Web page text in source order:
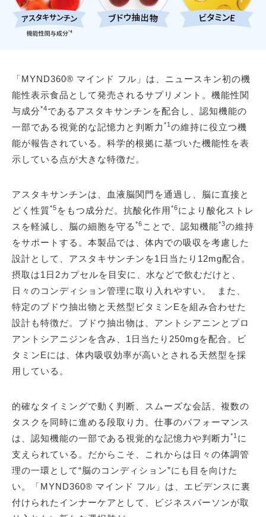
「MYND360® マインド フル」は、ニュースキン初の機
能性表示食品として発売されるサプリメント。機能性関
与成分*4であるアスタキサンチンを配合し、認知機能の
一部である視覚的な記憶力と判断力 *1 の維持に役立つ機
能が報告されている。科学的根拠に基づいた機能性を表
示している点が大きな特徴だ。
アスタキサンチンは、血液脳関門を通過し、脳に直接と
どく性質*5 をもつ成分だ。抗酸化作用*6により酸化ストレ
スを軽減し、脳の細胞を守る *6 ことで、認知機能*3の維持
をサポートする。本製品では、体内での吸収を考慮した
設計として、アスタキサンチンを1日当たり12mg配合。
摂取は1日2カプセルを目安に、水などで飲むだけと、
日々のコンディション管理に取り入れやすい。 また、
特定のブドウ抽出物と天然型ビタミンEを組み合わせた
設計も特徴だ。ブドウ抽出物は、アントシアニンとプロ
アントシアニジンを含み、1日当たり250mgを配合。ビ
タミンEには、体内吸収効率が高いとされる天然型を採
用している。
的確なタイミングで動く判断、スムーズな会話、複数の
タスクを同時に進める段取り力。仕事のパフォーマンス
は、認知機能の一部である視覚的な記憶力や判断力 *1 に
支えられている。だからこそ、これからは日々の体調管
理の一環として“脳のコンディション”にも目を向けた
い。「MYND360® マインド フル」は、エビデンスに裏
付けられたインナーケアとして、ビジネスパーソンが取